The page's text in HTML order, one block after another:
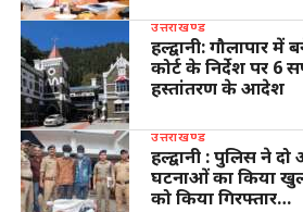
उत्तराखण्ड
हल्द्वानी: गौलापार में
कोर्ट के निर्देश पर 6
हस्तांतरण के आदेश
उत्तराखण्ड
हल्द्वानी : पुलिस ने
घटनाओं का किया
को किया गिरफ्तार…